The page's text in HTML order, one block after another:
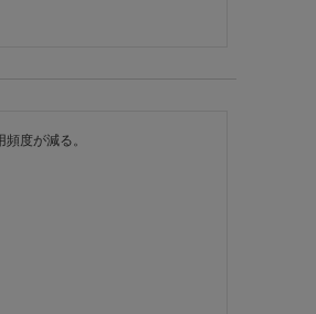
度が減る。